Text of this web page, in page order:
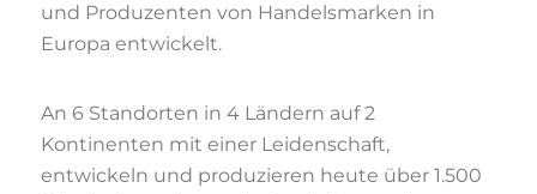
und Produzenten von Handelsmarken in
Europa entwickelt.
An 6 Standorten in 4 Ländern auf 2
Kontinenten mit einer Leidenschaft,
entwickeln und produzieren heute über 1.500